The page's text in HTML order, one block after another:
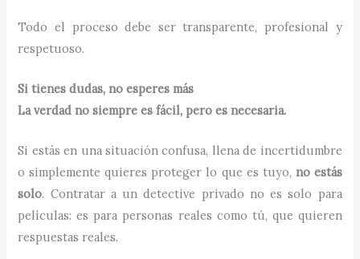
Todo el proceso debe ser transparente, profesional y
respetuoso.
Si tienes dudas, no esperes más
La verdad no siempre es fácil, pero es necesaria.
Si estás en una situación confusa, llena de incertidumbre
o simplemente quieres proteger lo que es tuyo, no estás
solo. Contratar a un detective privado no es solo para
películas: es para personas reales como tú, que quieren
respuestas reales.